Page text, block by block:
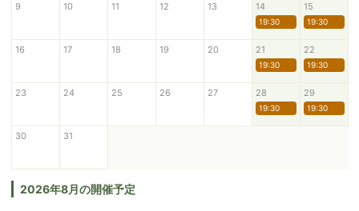
9 10 11 12 13 14
19:30
15
19:30
16 17 18 19 20 21
19:30
22
19:30
23 24 25 26 27 28
19:30
29
19:30
30 31
2026年8月の開催予定